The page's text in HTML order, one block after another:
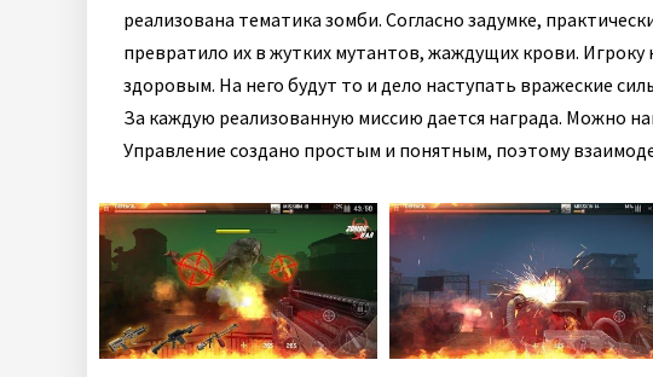
реализована тематика зомби. Согласно задумке,
превратило их в жутких мутантов, жаждущих крови. Игроку
здоровым. На него будут то и дело наступать вражеские
За каждую реализованную миссию дается награда. Можно
Управление создано простым и понятным, поэтому